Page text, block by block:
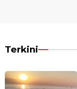
Terkini